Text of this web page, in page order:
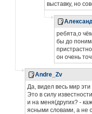
выставку, но
ребята,о
бы до
он очень
Andre_Zv
Да, видел весь мир
Это в силу
и на меня(других? -
ясными словами, а не